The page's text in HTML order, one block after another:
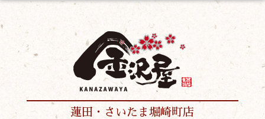
蓮田・さいたま堀崎町店